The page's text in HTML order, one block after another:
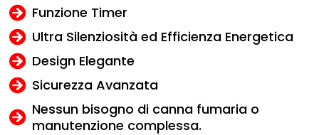
Funzione Timer
Ultra Silenziosità ed Efficienza Energetica
Design Elegante
Sicurezza Avanzata
Nessun bisogno di canna fumaria o
manutenzione complessa.